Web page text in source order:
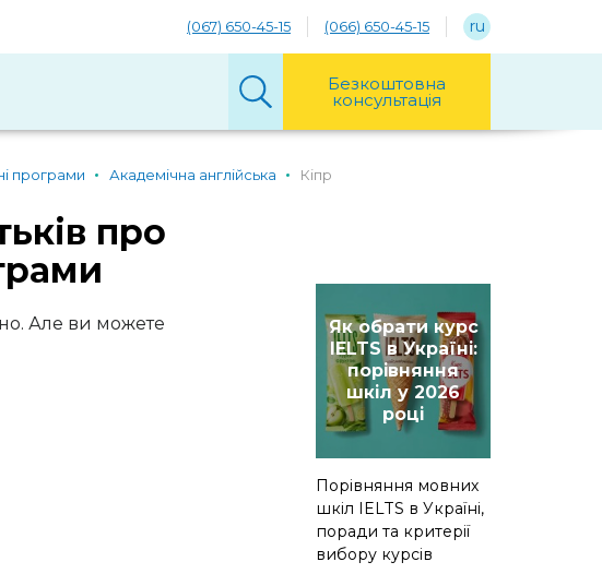
(067) 650-45-15 (066) 650-45-15 ru
Безкоштовна
консультація
програми Академічна англійська Кіпр
про
Але ви можете
Як обрати курс
IELTS в Україні:
порівняння
шкіл у 2026
році
Порівняння мовних
шкіл IELTS в Україні,
поради та критерії
вибору курсів